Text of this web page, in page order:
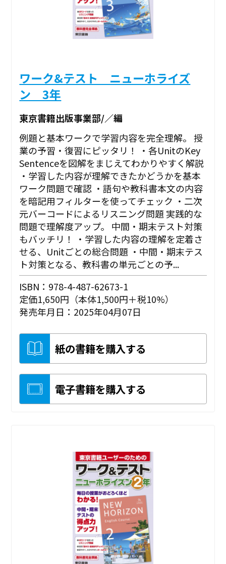
ワーク&テスト ニューホライズ
ン 3年
東京書籍出版事業部/／編
例題と基本ワークで学習内容を完全理解。 授
業の予習・復習にピッタリ！ ・各UnitのKey
Sentenceを図解をまじえてわかりやすく解説
・学習した内容が理解できたかどうかを基本
ワーク問題で確認 ・語句や教科書本文の内容
を暗記用フィルターを使ってチェック ・二次
元バーコードによるリスニング問題 実践的な
問題で理解度アップ。 中間・期末テスト対策
もバッチリ！ ・学習した内容の理解を定着さ
せる、Unitごとの総合問題 ・中間・期末テス
ト対策となる、教科書の単元ごとの予...
ISBN：978-4-487-62673-1
定価1,650円（本体1,500円＋税10%）
発売年月日：2025年04月07日
紙の書籍を購入する
電子書籍を購入する